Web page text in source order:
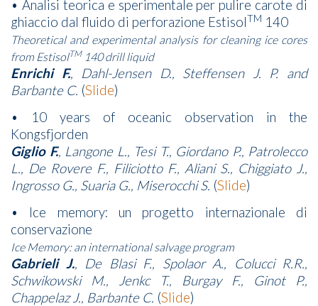
• Analisi teorica e sperimentale per pulire carote di
ghiaccio dal fluido di perforazione EstisolTM 140
Theoretical and experimental analysis for cleaning ice cores
from EstisolTM140 drill liquid
Enrichi F., Dahl-Jensen D., Steffensen J. P. and
Barbante C. (Slide)
• 10 years of oceanic observation in the
Kongsfjorden
Giglio F., Langone L., Tesi T., Giordano P., Patrolecco
L., De Rovere F., Filiciotto F., Aliani S., Chiggiato J.,
Ingrosso G., Suaria G., Miserocchi S. (Slide)
• Ice memory: un progetto internazionale di
conservazione
Ice Memory: an international salvage program
Gabrieli J., De Blasi F., Spolaor A., Colucci R.R.,
Schwikowski M., Jenkc T., Burgay F., Ginot P.,
Chappelaz J., Barbante C. (Slide)